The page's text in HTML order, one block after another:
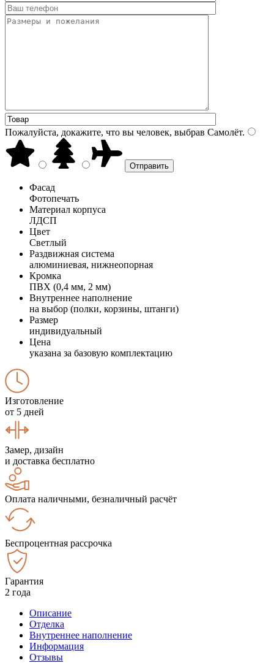
Пожалуйста, докажите, что вы человек, выбрав Самолёт.
Фасад
Фотопечать
Материал корпуса
ЛДСП
Цвет
Светлый
Раздвижная система
алюминиевая, нижнеопорная
Кромка
ПВХ (0,4 мм, 2 мм)
Внутреннее наполнение
на выбор (полки, корзины, штанги)
Размер
индивидуальный
Цена
указана за базовую комплектацию
Изготовление
от 5 дней
Замер, дизайн
и доставка бесплатно
Оплата наличными, безналичный расчёт
Беспроцентная рассрочка
Гарантия
2 года
Описание
Отделка
Внутреннее наполнение
Информация
Отзывы